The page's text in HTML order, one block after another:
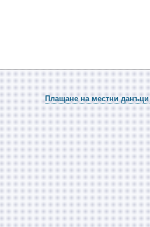
Плащане на местни данъци